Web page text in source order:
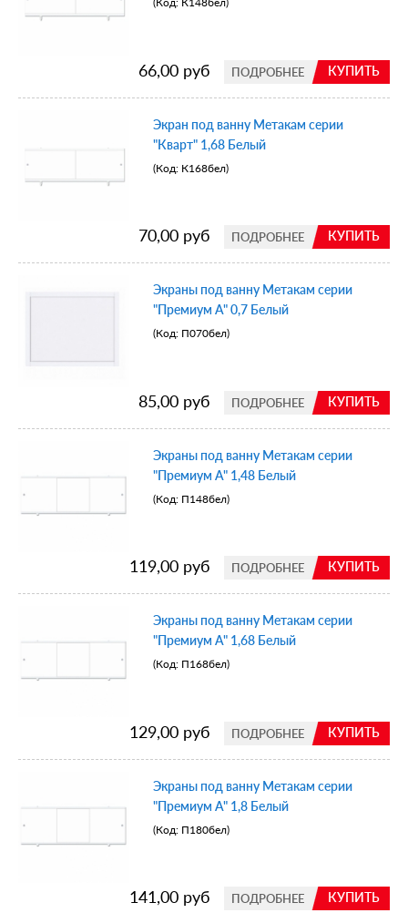
КУПИТЬ
ПОДРОБНЕЕ
66,00 руб
Экран под ванну Метакам серии
"Кварт" 1,68 Белый
(Код: К168бел)
КУПИТЬ
ПОДРОБНЕЕ
70,00 руб
Экраны под ванну Метакам серии
"Премиум А" 0,7 Белый
(Код: П070бел)
КУПИТЬ
ПОДРОБНЕЕ
85,00 руб
Экраны под ванну Метакам серии
"Премиум А" 1,48 Белый
(Код: П148бел)
КУПИТЬ
ПОДРОБНЕЕ
119,00 руб
Экраны под ванну Метакам серии
"Премиум А" 1,68 Белый
(Код: П168бел)
КУПИТЬ
ПОДРОБНЕЕ
129,00 руб
Экраны под ванну Метакам серии
"Премиум А" 1,8 Белый
(Код: П180бел)
КУПИТЬ
ПОДРОБНЕЕ
141,00 руб